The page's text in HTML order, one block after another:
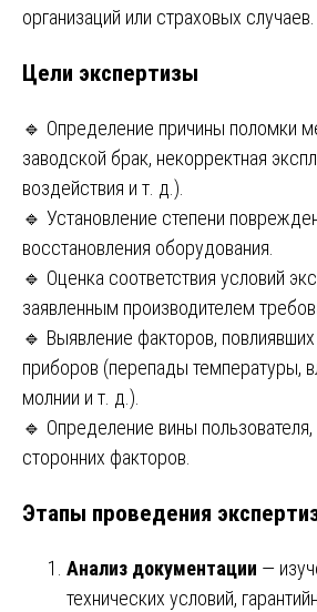
организаций или страховых случаев.
Цели экспертизы
🔹 Определение причины поломки
заводской брак, некорректная
воздействия и т. д.).
🔹 Установление степени
восстановления оборудования.
🔹 Оценка соответствия условий
заявленным производителем
🔹 Выявление факторов,
приборов (перепады температуры,
молнии и т. д.).
🔹 Определение вины пользователя,
сторонних факторов.
Этапы проведения
Анализ документации —
технических условий,